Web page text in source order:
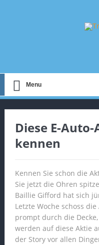
Menu
Diese E-Auto-
kennen
Kennen Sie schon die
Sie jetzt die Ohren
Baillie Gifford hat sich
Letzte Woche schoss
prompt durch die
werden auf diese Aktie
der Story vor allen